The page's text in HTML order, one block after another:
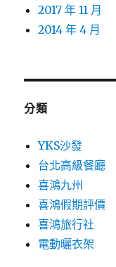
2017 年 11 月
2014 年 4 月
分類
YKS沙發
台北高級餐廳
喜鴻九州
喜鴻假期評價
喜鴻旅行社
電動曬衣架